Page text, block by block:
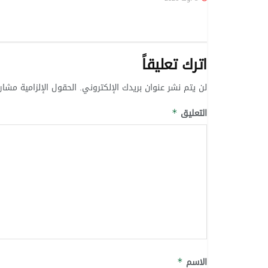
اترك تعليقاً
لن يتم نشر عنوان بريدك الإلكتروني. الحقول الإلزامية
التعليق *
الاسم *